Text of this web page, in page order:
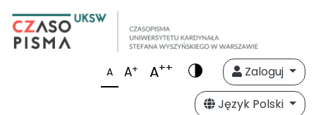
A A+ A++
Zaloguj
Język Polski